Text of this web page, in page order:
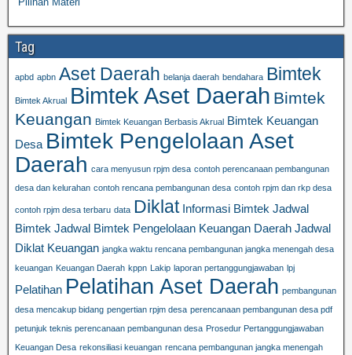
Tag
apbd apbn Aset Daerah belanja daerah bendahara Bimtek
Bimtek Akrual Bimtek Aset Daerah Bimtek
Keuangan Bimtek Keuangan Berbasis Akrual Bimtek Keuangan
Desa Bimtek Pengelolaan Aset
Daerah cara menyusun rpjm desa contoh perencanaan pembangunan
desa dan kelurahan contoh rencana pembangunan desa contoh rpjm dan rkp desa
contoh rpjm desa terbaru data Diklat Informasi Bimtek Jadwal
Bimtek Jadwal Bimtek Pengelolaan Keuangan Daerah Jadwal
Diklat Keuangan jangka waktu rencana pembangunan jangka menengah desa
keuangan Keuangan Daerah kppn Lakip laporan pertanggungjawaban lpj
Pelatihan Pelatihan Aset Daerah pembangunan
desa mencakup bidang pengertian rpjm desa perencanaan pembangunan desa pdf
petunjuk teknis perencanaan pembangunan desa Prosedur Pertanggungjawaban
Keuangan Desa rekonsiliasi keuangan rencana pembangunan jangka menengah